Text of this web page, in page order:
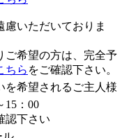
いただいておりま
希望の方は、完全予
ちら をご確認下さい。
を希望されるご主人様
15：00
認下さい